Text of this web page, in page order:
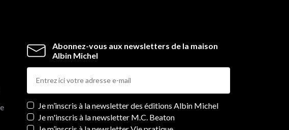
Abonnez-vous aux newsletters de la maison
Albin Michel
Newsletters
Je m’inscris à la newsletter des éditions Albin Michel
Je m'inscris à la newsletter M.C. Beaton